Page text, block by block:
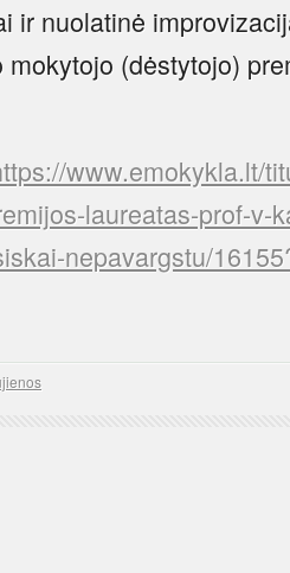
ir nuolatinė
(dėstytojo)
www.emokykla.lt/
laureatas-prof-v-
nepavargstu/